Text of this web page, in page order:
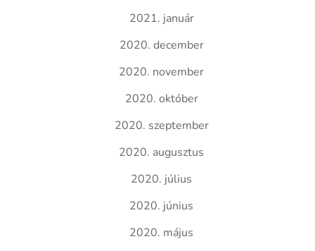
2021. január
2020. december
2020. november
2020. október
2020. szeptember
2020. augusztus
2020. július
2020. június
2020. május